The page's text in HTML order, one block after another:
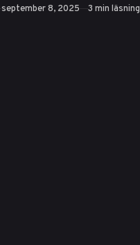
Publicerad
september 8, 2025 3 min läsning